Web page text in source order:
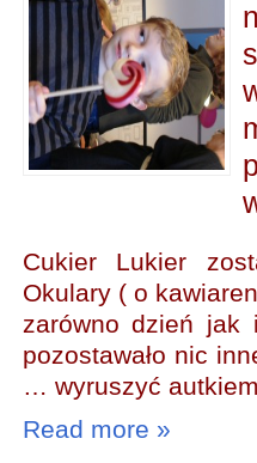
Cukier Lukier
Okulary ( o
zarówno dzień jak
pozostawało nic
… wyruszyć
Read more »